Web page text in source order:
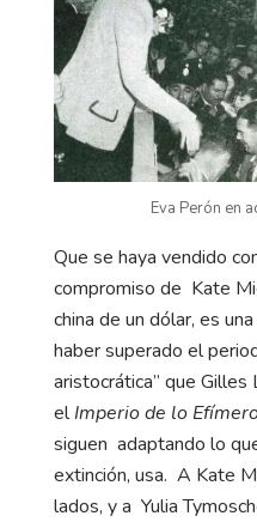
Eva Perón en
Que se haya vendido
compromiso de Kate
china de un dólar, es
haber superado el
aristocrática” que
elImperio de lo
siguen adaptando lo
extinción, usa. A Kate
lados, y a Yulia